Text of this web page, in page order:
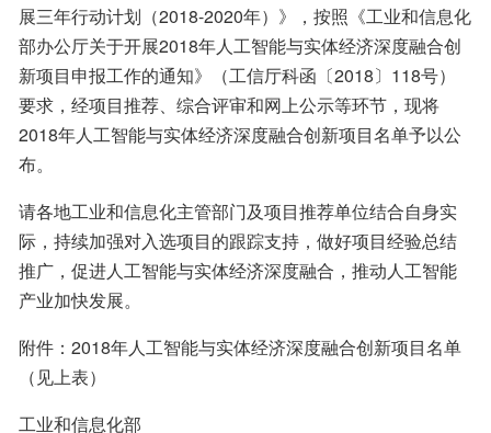
展三年行动计划（2018-2020年）》，按照《工业和信息化
部办公厅关于开展2018年人工智能与实体经济深度融合创
新项目申报工作的通知》（工信厅科函〔2018〕118号）
要求，经项目推荐、综合评审和网上公示等环节，现将
2018年人工智能与实体经济深度融合创新项目名单予以公
布。
请各地工业和信息化主管部门及项目推荐单位结合自身实
际，持续加强对入选项目的跟踪支持，做好项目经验总结
推广，促进人工智能与实体经济深度融合，推动人工智能
产业加快发展。
附件：2018年人工智能与实体经济深度融合创新项目名单
（见上表）
工业和信息化部